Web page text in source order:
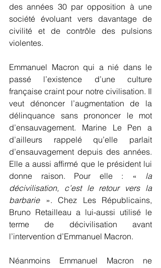
des années 30 par opposition à une
société évoluant vers davantage de
civilité et de contrôle des pulsions
violentes.
Emmanuel Macron qui a nié dans le
passé l’existence d’une culture
française craint pour notre civilisation. Il
veut dénoncer l’augmentation de la
délinquance sans prononcer le mot
d’ensauvagement. Marine Le Pen a
d’ailleurs rappelé qu’elle parlait
d’ensauvagement depuis des années.
Elle a aussi affirmé que le président lui
donne raison. Pour elle : « la
décivilisation, c’est le retour vers la
barbarie ». Chez Les Républicains,
Bruno Retailleau a lui-aussi utilisé le
terme de décivilisation avant
l’intervention d’Emmanuel Macron.
Néanmoins Emmanuel Macron ne